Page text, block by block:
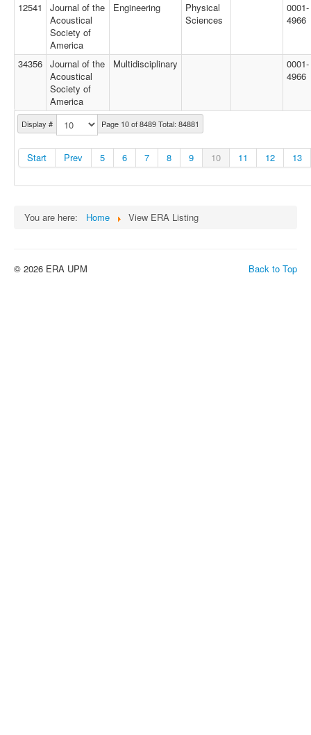
Display # Page 10 of 8489 Total: 84881
Start Prev 5 6 7 8 9 10 11 12 13
12541
Journal of the
Acoustical
Society of
America
Engineering
Physical
Sciences
0001-
4966
34356 Journal of the
Acoustical
Society of
America
Multidisciplinary
0001-
4966
You are here: Home View ERA Listing
Back to Top
© 2026 ERA UPM